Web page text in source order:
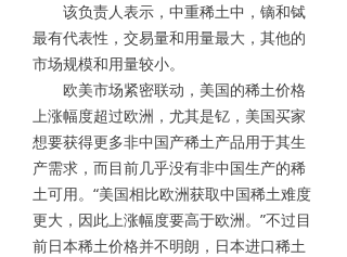
该负责人表示，中重稀土中，镝和铽
最有代表性，交易量和用量最大，其他的
市场规模和用量较小。
欧美市场紧密联动，美国的稀土价格
上涨幅度超过欧洲，尤其是钇，美国买家
想要获得更多非中国产稀土产品用于其生
产需求，而目前几乎没有非中国生产的稀
土可用。“美国相比欧洲获取中国稀土难度
更大，因此上涨幅度要高于欧洲。”不过目
前日本稀土价格并不明朗，日本进口稀土